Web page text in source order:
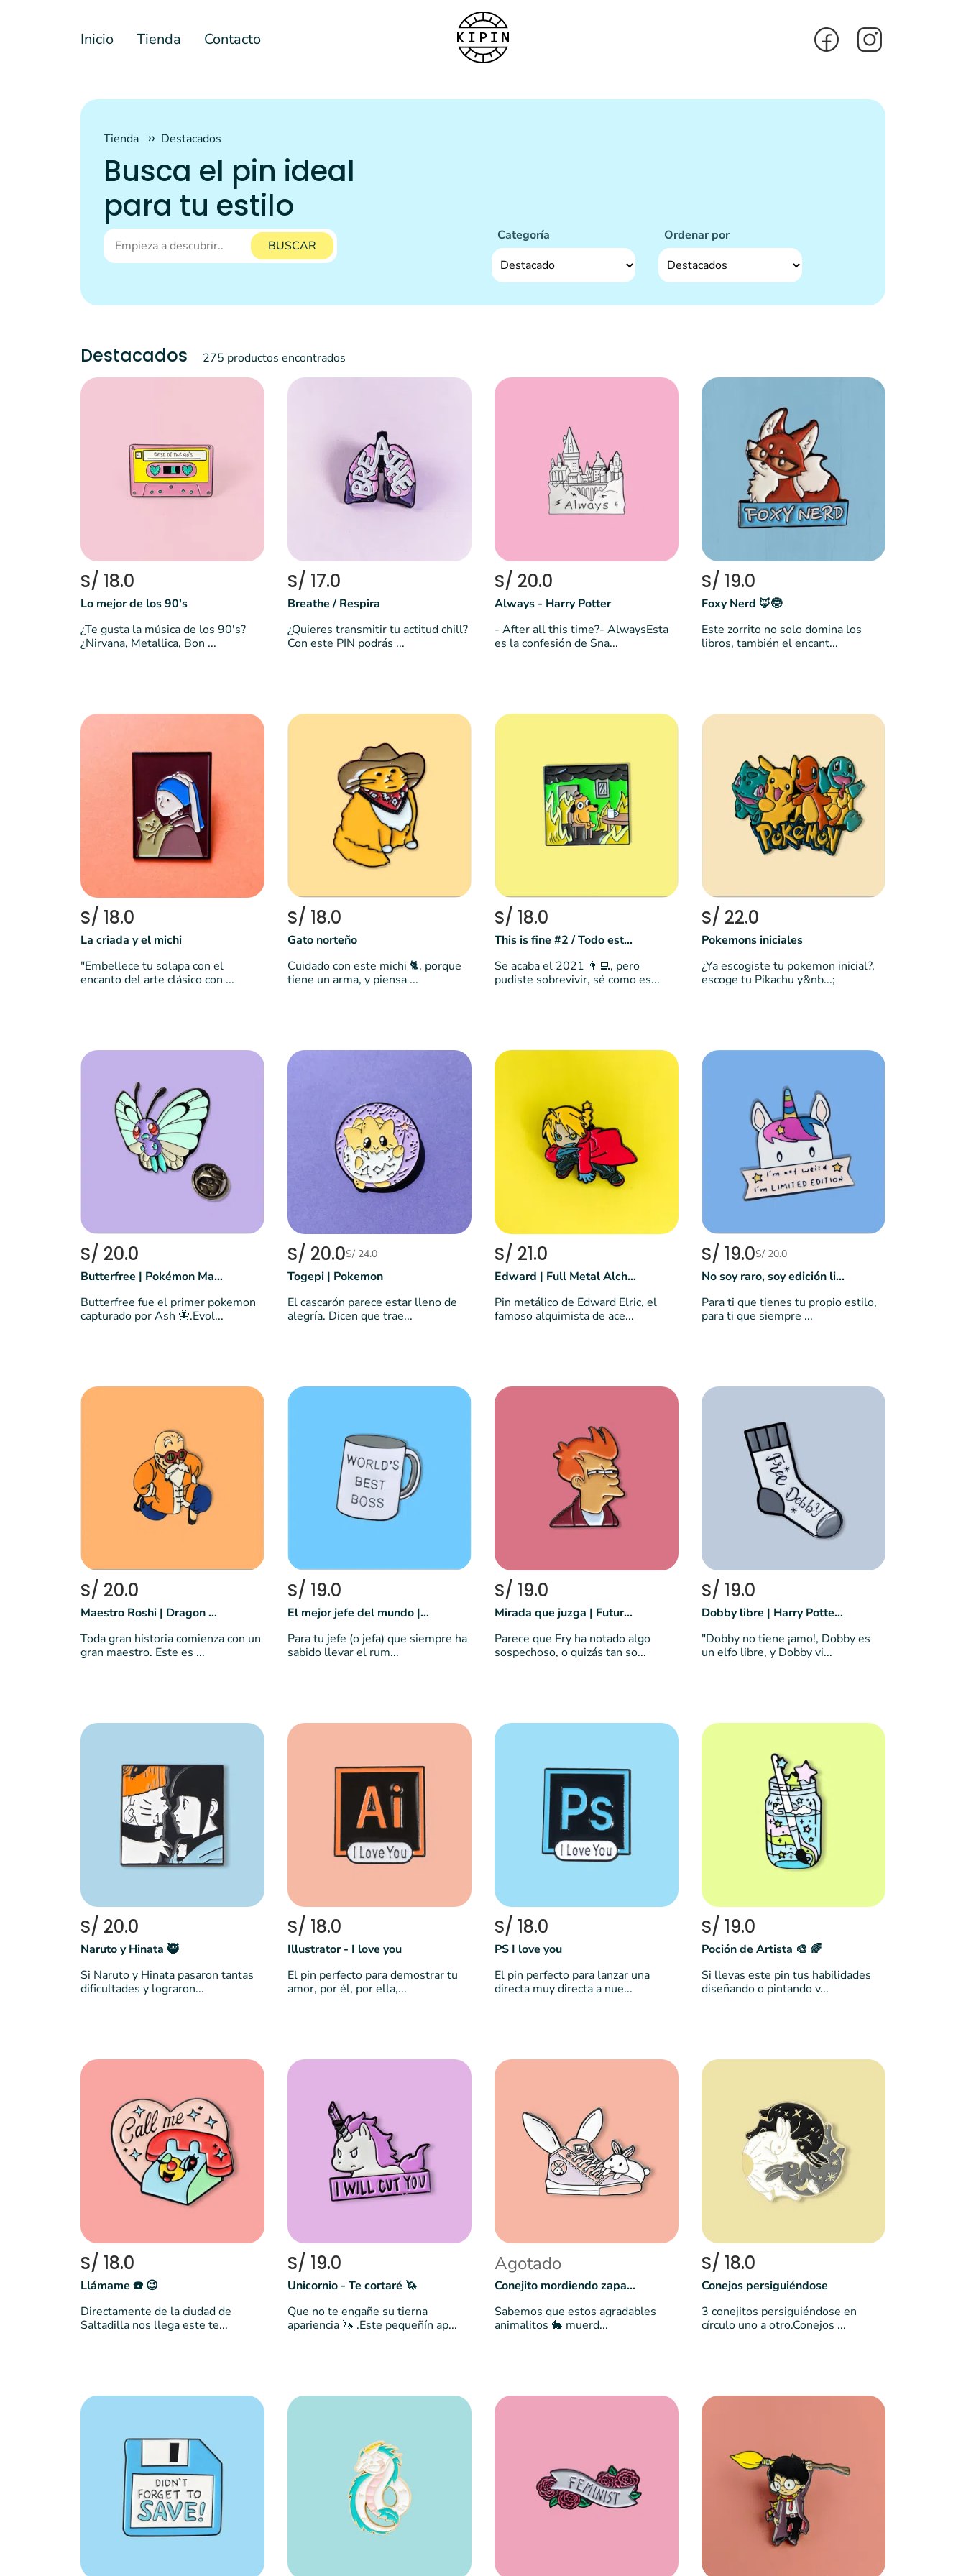
Inicio Tienda Contacto
Tienda Destacados
Busca el pin ideal
para tu estilo
BUSCAR
Categoría Ordenar por
Destacados 275 productos encontrados
S/ 18.0
Lo mejor de los 90's
¿Te gusta la música de los 90's?
¿Nirvana, Metallica, Bon ...
S/ 17.0
Breathe / Respira
¿Quieres transmitir tu actitud chill?
Con este PIN podrás ...
S/ 20.0
Always - Harry Potter
- After all this time?- AlwaysEsta
es la confesión de Sna...
S/ 19.0
Foxy Nerd 🦊🤓
Este zorrito no solo domina los
libros, también el encant...
S/ 18.0
La criada y el michi
"Embellece tu solapa con el
encanto del arte clásico con ...
S/ 18.0
Gato norteño
Cuidado con este michi 🐈, porque
tiene un arma, y piensa ...
S/ 18.0
This is fine #2 / Todo está bien
Se acaba el 2021 👨‍💻, pero
pudiste sobrevivir, sé como es...
S/ 22.0
Pokemons iniciales
¿Ya escogiste tu pokemon inicial?,
escoge tu Pikachu y&nb...;
S/ 20.0
Butterfree | Pokémon Mariposa
Butterfree fue el primer pokemon
capturado por Ash 🦋.Evol...
S/ 20.0S/ 24.0
Togepi | Pokemon
El cascarón parece estar lleno de
alegría. Dicen que trae...
S/ 21.0
Edward | Full Metal Alchemist
Pin metálico de Edward Elric, el
famoso alquimista de ace...
S/ 19.0S/ 20.0
No soy raro, soy edición limitada 🦄
Para ti que tienes tu propio estilo,
para ti que siempre ...
S/ 20.0
Maestro Roshi | Dragon Ball
Toda gran historia comienza con un
gran maestro. Este es ...
S/ 19.0
El mejor jefe del mundo | World's best boss 💼
Para tu jefe (o jefa) que siempre ha
sabido llevar el rum...
S/ 19.0
Mirada que juzga | Futurama
Parece que Fry ha notado algo
sospechoso, o quizás tan so...
S/ 19.0
Dobby libre | Harry Potter 🧦
"Dobby no tiene ¡amo!, Dobby es
un elfo libre, y Dobby vi...
S/ 20.0
Naruto y Hinata 🥷
Si Naruto y Hinata pasaron tantas
dificultades y lograron...
S/ 18.0
Illustrator - I love you
El pin perfecto para demostrar tu
amor, por él, por ella,...
S/ 18.0
PS I love you
El pin perfecto para lanzar una
directa muy directa a nue...
S/ 19.0
Poción de Artista 🎨 🌈
Si llevas este pin tus habilidades
diseñando o pintando v...
S/ 18.0
Llámame ☎️ 😉
Directamente de la ciudad de
Saltadilla nos llega este te...
S/ 19.0
Unicornio - Te cortaré 🦄
Que no te engañe su tierna
apariencia 🦄 .Este pequeñín ap...
Agotado
Conejito mordiendo zapatilla 🐇
Sabemos que estos agradables
animalitos 🐇 muerd...
S/ 18.0
Conejos persiguiéndose
3 conejitos persiguiéndose en
círculo uno a otro.Conejos ...